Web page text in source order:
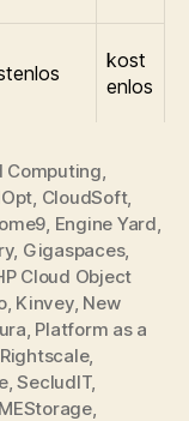
kost
enlos
Computing
CloudSoft,
Engine Yard
, Gigaspaces,
Cloud Object
, Kinvey, New
Platform as a
Rightscale,
,SecludIT,
,